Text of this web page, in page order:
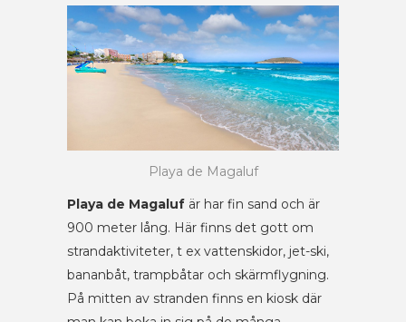
Playa de Magaluf
Playa de Magaluf är har fin sand och är
900 meter lång. Här finns det gott om
strandaktiviteter, t ex vattenskidor, jet-ski,
bananbåt, trampbåtar och skärmflygning.
På mitten av stranden finns en kiosk där